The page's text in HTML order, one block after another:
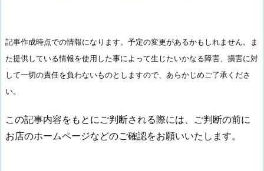
記事作成時点での情報になります。予定の変更があるかもしれません。ま
た提供している情報を使用した事によって生じたいかなる障害、損害に対
して一切の責任を負わないものとしますので、あらかじめご了承くださ
い。
この記事内容をもとにご判断される際には、ご判断の前に
お店のホームページなどのご確認をお願いいたします。